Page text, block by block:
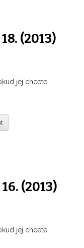
(2013)
jej chcete
(2013)
jej chcete